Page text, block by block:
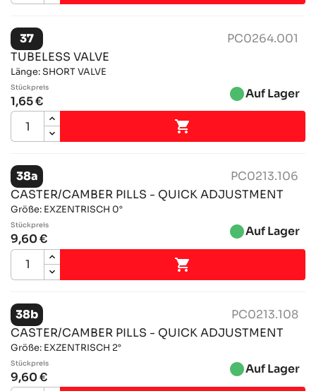
37
PC0264.001
TUBELESS VALVE
Länge: SHORT VALVE
Stückpreis
1,65 € brightness_1Auf Lager

38a
PC0213.106
CASTER/CAMBER PILLS - QUICK ADJUSTMENT
Größe: EXZENTRISCH 0°
Stückpreis
9,60 € brightness_1Auf Lager

38b
PC0213.108
CASTER/CAMBER PILLS - QUICK ADJUSTMENT
Größe: EXZENTRISCH 2°
Stückpreis
9,60 € brightness_1Auf Lager